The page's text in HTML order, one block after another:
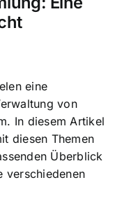
eine
von
. In diesem Artikel
diesen Themen
Überblick
verschiedenen